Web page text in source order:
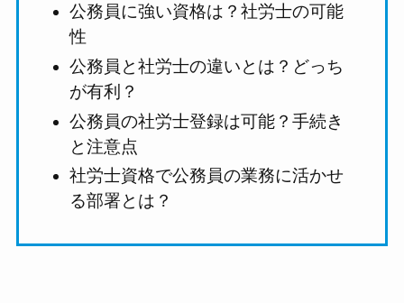
公務員に強い資格は？社労士の可能
性
公務員と社労士の違いとは？どっち
が有利？
公務員の社労士登録は可能？手続き
と注意点
社労士資格で公務員の業務に活かせ
る部署とは？